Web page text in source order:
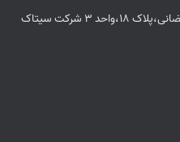
تهران،خیابان مدنی شمالی،کوچه رمضانی،پلاک 18،واحد 3 شرکت سیتاک